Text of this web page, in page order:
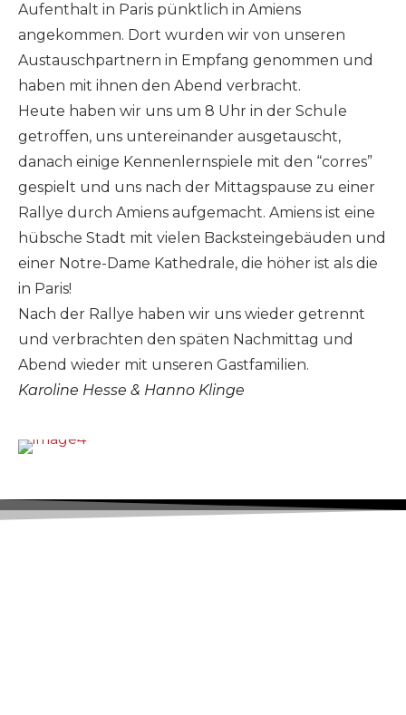
Aufenthalt in Paris pünktlich in Amiens
angekommen. Dort wurden wir von unseren
Austauschpartnern in Empfang genommen und
haben mit ihnen den Abend verbracht.
Heute haben wir uns um 8 Uhr in der Schule
getroffen, uns untereinander ausgetauscht,
danach einige Kennenlernspiele mit den “corres”
gespielt und uns nach der Mittagspause zu einer
Rallye durch Amiens aufgemacht. Amiens ist eine
hübsche Stadt mit vielen Backsteingebäuden und
einer Notre-Dame Kathedrale, die höher ist als die
in Paris!
Nach der Rallye haben wir uns wieder getrennt
und verbrachten den späten Nachmittag und
Abend wieder mit unseren Gastfamilien.
Karoline Hesse & Hanno Klinge